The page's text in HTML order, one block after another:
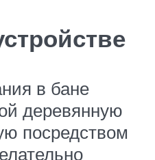
в бане
деревянную
посредством